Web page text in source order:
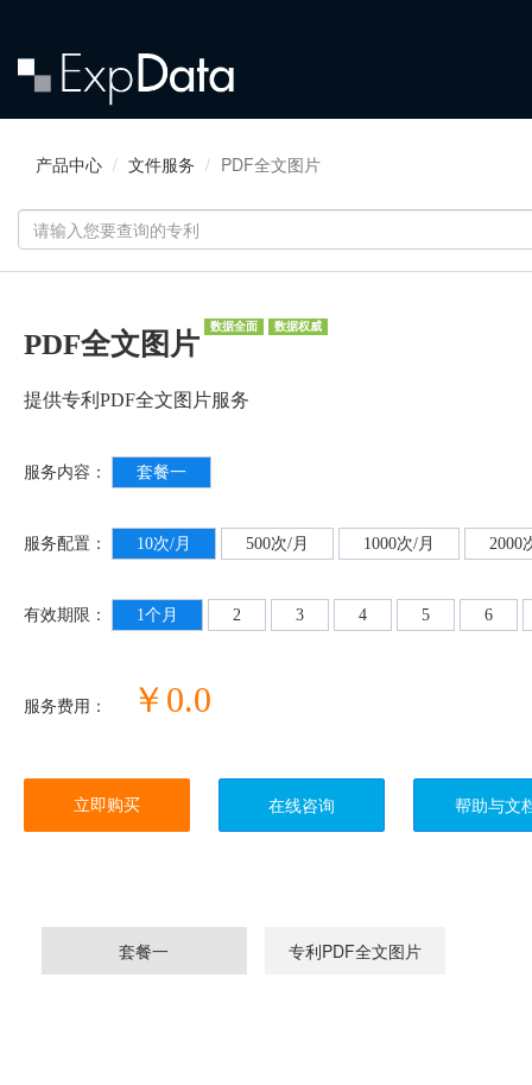
产品中心 文件服务 PDF全文图片
PDF全文图片
数据全面 数据权威
提供专利PDF全文图片服务
服务内容： 套餐一
服务配置： 10次/月 500次/月 1000次/月 2000
有效期限： 1个月 2 3 4 5 6
服务费用： ￥0.0
立即购买 在线咨询 帮助与文
套餐一 专利PDF全文图片